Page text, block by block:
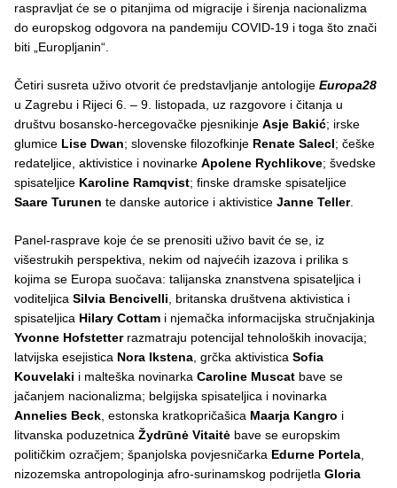
raspravljat će se o pitanjima od migracije i širenja nacionalizma
do europskog odgovora na pandemiju COVID-19 i toga što znači
biti „Europljanin“.
Četiri susreta uživo otvorit će predstavljanje antologije Europa28
u Zagrebu i Rijeci 6. – 9. listopada, uz razgovore i čitanja u
društvu bosansko-hercegovačke pjesnikinje Asje Bakić; irske
glumice Lise Dwan; slovenske filozofkinje Renate Salecl; češke
redateljice, aktivistice i novinarke Apolene Rychlikove; švedske
spisateljice Karoline Ramqvist; finske dramske spisateljice
Saare Turunen te danske autorice i aktivistice Janne Teller.
Panel-rasprave koje će se prenositi uživo bavit će se, iz
višestrukih perspektiva, nekim od najvećih izazova i prilika s
kojima se Europa suočava: talijanska znanstvena spisateljica i
voditeljica Silvia Bencivelli, britanska društvena aktivistica i
spisateljica Hilary Cottam i njemačka informacijska stručnjakinja
Yvonne Hofstetter razmatraju potencijal tehnoloških inovacija;
latvijska esejistica Nora Ikstena, grčka aktivistica Sofia
Kouvelaki i malteška novinarka Caroline Muscat bave se
jačanjem nacionalizma; belgijska spisateljica i novinarka
Annelies Beck, estonska kratkopričašica Maarja Kangro i
litvanska poduzetnica Žydrūnė Vitaitė bave se europskim
političkim ozračjem; španjolska povjesničarka Edurne Portela,
nizozemska antropologinja afro-surinamskog podrijetla Gloria